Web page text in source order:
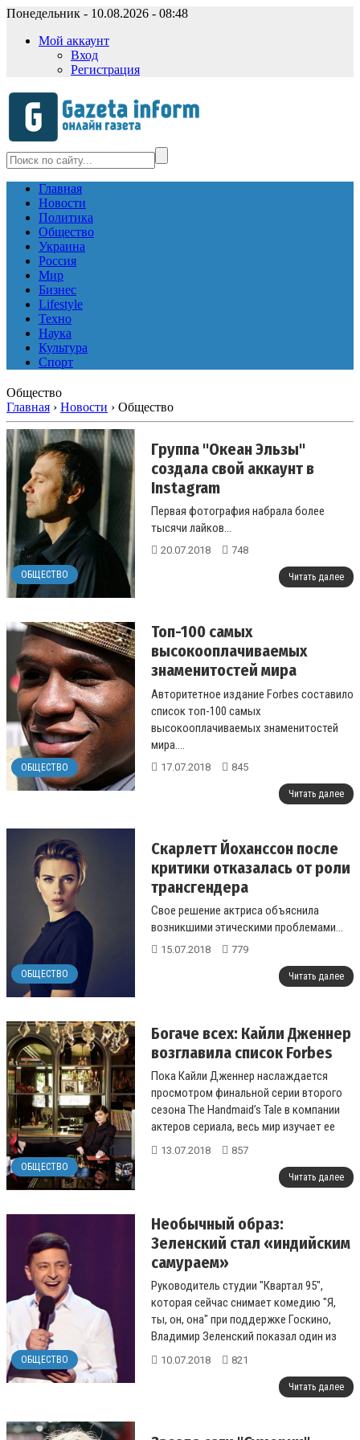
Понедельник - 10.08.2026 - 08:48
Мой аккаунт
Вход
Регистрация
Главная
Новости
Политика
Общество
Украина
Россия
Мир
Бизнес
Lifestyle
Техно
Наука
Культура
Спорт
Общество
Главная › Новости › Общество
ОБЩЕСТВО
Группа "Океан Эльзы"
создала свой аккаунт в
Instagram
Первая фотография набрала более
тысячи лайков...
20.07.2018 748
Читать далее
ОБЩЕСТВО
Топ-100 самых
высокооплачиваемых
знаменитостей мира
возглавил спортсмен
Авторитетное издание Forbes составило
список топ-100 самых
высокооплачиваемых знаменитостей
мира....
17.07.2018 845
Читать далее
ОБЩЕСТВО
Скарлетт Йоханссон после
критики отказалась от роли
трансгендера
Свое решение актриса объяснила
возникшими этическими проблемами...
15.07.2018 779
Читать далее
ОБЩЕСТВО
Богаче всех: Кайли Дженнер
возглавила список Forbes
Пока Кайли Дженнер наслаждается
просмотром финальной серии второго
сезона The Handmaid’s Tale в компании
актеров сериала, весь мир изучает ее
состояние. В тот момент, когда и...
13.07.2018 857
Читать далее
ОБЩЕСТВО
Необычный образ:
Зеленский стал «индийским
самураем»
Руководитель студии "Квартал 95",
которая сейчас снимает комедию "Я,
ты, он, она" при поддержке Госкино,
Владимир Зеленский показал один из
своих образов в лент...
10.07.2018 821
Читать далее